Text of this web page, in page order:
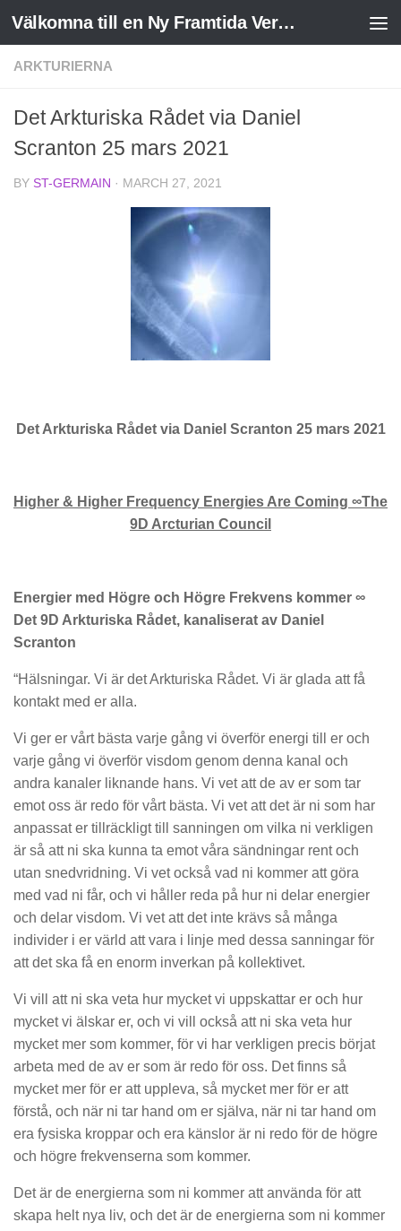
Skip to content Välkomna till en Ny Framtida Verklighet
ARKTURIERNA
Det Arkturiska Rådet via Daniel
Scranton 25 mars 2021
BY ST-GERMAIN · MARCH 27, 2021
Det Arkturiska Rådet via Daniel Scranton 25 mars 2021
Higher & Higher Frequency Energies Are Coming ∞The
9D Arcturian Council
Energier med Högre och Högre Frekvens kommer ∞
Det 9D Arkturiska Rådet, kanaliserat av Daniel
Scranton
“Hälsningar. Vi är det Arkturiska Rådet. Vi är glada att få
kontakt med er alla.
Vi ger er vårt bästa varje gång vi överför energi till er och
varje gång vi överför visdom genom denna kanal och
andra kanaler liknande hans. Vi vet att de av er som tar
emot oss är redo för vårt bästa. Vi vet att det är ni som har
anpassat er tillräckligt till sanningen om vilka ni verkligen
är så att ni ska kunna ta emot våra sändningar rent och
utan snedvridning. Vi vet också vad ni kommer att göra
med vad ni får, och vi håller reda på hur ni delar energier
och delar visdom. Vi vet att det inte krävs så många
individer i er värld att vara i linje med dessa sanningar för
att det ska få en enorm inverkan på kollektivet.
Vi vill att ni ska veta hur mycket vi uppskattar er och hur
mycket vi älskar er, och vi vill också att ni ska veta hur
mycket mer som kommer, för vi har verkligen precis börjat
arbeta med de av er som är redo för oss. Det finns så
mycket mer för er att uppleva, så mycket mer för er att
förstå, och när ni tar hand om er själva, när ni tar hand om
era fysiska kroppar och era känslor är ni redo för de högre
och högre frekvenserna som kommer.
Det är de energierna som ni kommer att använda för att
skapa helt nya liv, och det är de energierna som ni kommer